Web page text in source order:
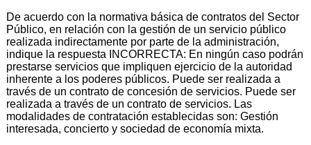
De acuerdo con la normativa básica de contratos del Sector
Público, en relación con la gestión de un servicio público
realizada indirectamente por parte de la administración,
indique la respuesta INCORRECTA: En ningún caso podrán
prestarse servicios que impliquen ejercicio de la autoridad
inherente a los poderes públicos. Puede ser realizada a
través de un contrato de concesión de servicios. Puede ser
realizada a través de un contrato de servicios. Las
modalidades de contratación establecidas son: Gestión
interesada, concierto y sociedad de economía mixta.